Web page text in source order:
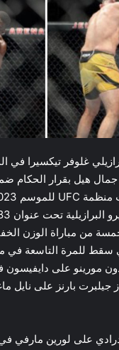
​غلوفر تيكسيرا​ في
​جمال هيل​ بقرار الحكام
من مباراة الوزن
سقط للمرة التاسعة في
مورينو على دايفيسون
جيلبرت بارنز على نايل
على لورين مارفي